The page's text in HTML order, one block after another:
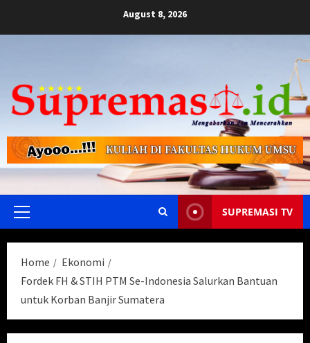
August 8, 2026
Primary
SUPREMASI TV
Home
Ekonomi
Fordek FH & STIH PTM Se-Indonesia Salurkan Bantuan
untuk Korban Banjir Sumatera